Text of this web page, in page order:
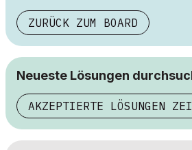
ZURÜCK ZUM BOARD
Neueste Lösungen
AKZEPTIERTE LÖSUNGEN